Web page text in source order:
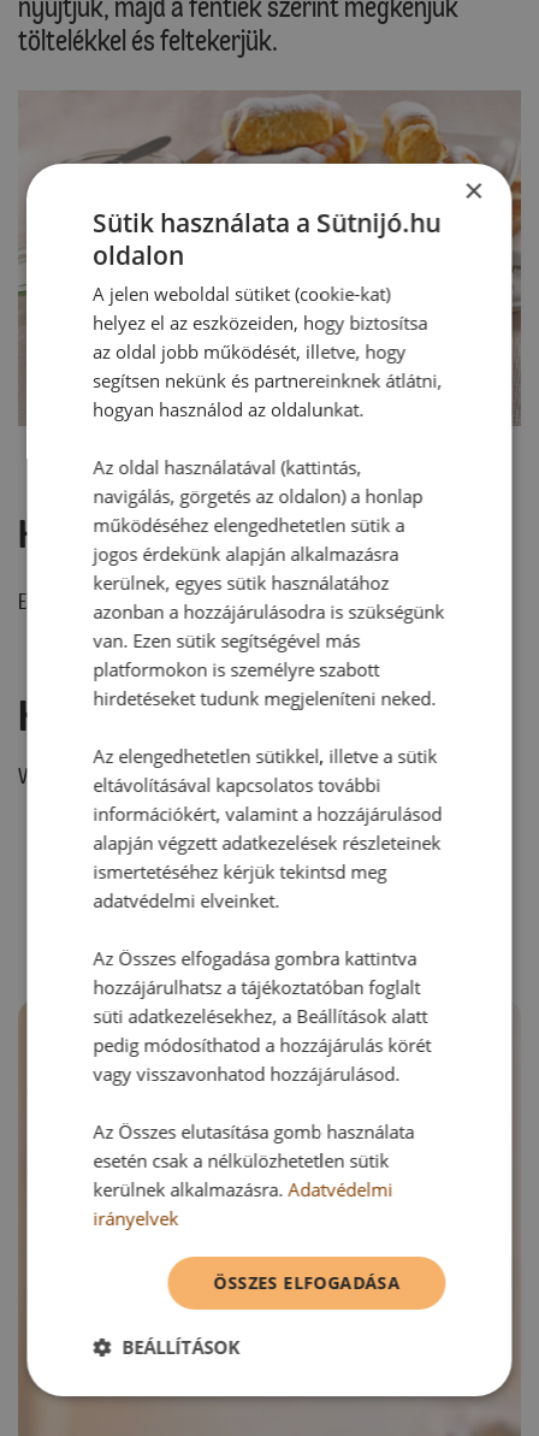
töltelékkel és feltekerjük.
Hozzászólások
Ehhez a recepthez még nem érkezett hozzászólás.
Hozzászólás írása
Vélemény írásához, kérjük,jelentkezz be!
RECEPTAJÁNLÓ
×
Sütik használata a Sütnijó.hu
oldalon
A jelen weboldal sütiket (cookie-kat)
helyez el az eszközeiden, hogy biztosítsa
az oldal jobb működését, illetve, hogy
segítsen nekünk és partnereinknek átlátni,
hogyan használod az oldalunkat.
Az oldal használatával (kattintás,
navigálás, görgetés az oldalon) a honlap
működéséhez elengedhetetlen sütik a
jogos érdekünk alapján alkalmazásra
kerülnek, egyes sütik használatához
azonban a hozzájárulásodra is szükségünk
van. Ezen sütik segítségével más
platformokon is személyre szabott
hirdetéseket tudunk megjeleníteni neked.
Az elengedhetetlen sütikkel, illetve a sütik
eltávolításával kapcsolatos további
információkért, valamint a hozzájárulásod
alapján végzett adatkezelések részleteinek
ismertetéséhez kérjük tekintsd meg
adatvédelmi elveinket.
Az Összes elfogadása gombra kattintva
hozzájárulhatsz a tájékoztatóban foglalt
süti adatkezelésekhez, a Beállítások alatt
pedig módosíthatod a hozzájárulás körét
vagy visszavonhatod hozzájárulásod.
Az Összes elutasítása gomb használata
esetén csak a nélkülözhetetlen sütik
kerülnek alkalmazásra.Adatvédelmi
irányelvek
ÖSSZES ELFOGADÁSA
BEÁLLÍTÁSOK